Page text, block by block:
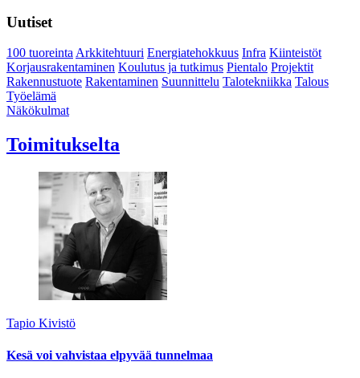
Uutiset
100 tuoreintaArkkitehtuuri Energiatehokkuus Infra Kiinteistöt
Korjausrakentaminen Koulutus ja tutkimus Pientalo Projektit
Rakennustuote Rakentaminen Suunnittelu Talotekniikka Talous
Työelämä
Näkökulmat
Toimitukselta
Tapio Kivistö
Kesä voi vahvistaa elpyvää tunnelmaa